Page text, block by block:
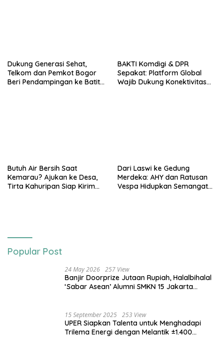
Dukung Generasi Sehat,
Telkom dan Pemkot Bogor
Beri Pendampingan ke Batita
BAKTI Komdigi & DPR
Sepakat: Platform Global
Wajib Dukung Konektivitas
Butuh Air Bersih Saat
Kemarau? Ajukan ke Desa,
Tirta Kahuripan Siap Kirim
Dari Laswi ke Gedung
Merdeka: AHY dan Ratusan
Vespa Hidupkan Semangat
Popular Post
24 May 2026 257 View
Banjir Doorprize Jutaan Rupiah, Halalbihalal
‘Sabar Asean’ Alumni SMKN 15 Jakarta
15 September 2025 253 View
UPER Siapkan Talenta untuk Menghadapi
Trilema Energi dengan Melantik ±1.400